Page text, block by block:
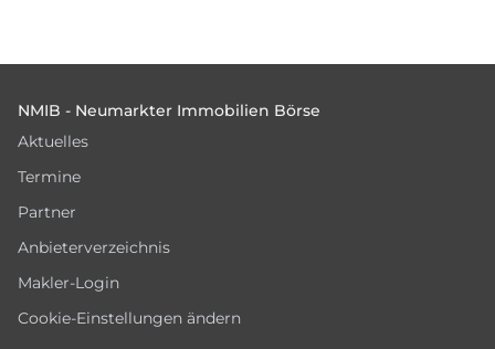
NMIB - Neumarkter Immobilien Börse
Aktuelles
Termine
Partner
Anbieterverzeichnis
Makler-Login
Cookie-Einstellungen ändern